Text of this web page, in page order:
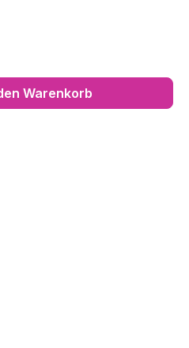
Warenkorb